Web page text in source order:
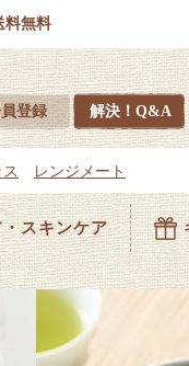
料無料
登録 解決！Q&A
スキンケア